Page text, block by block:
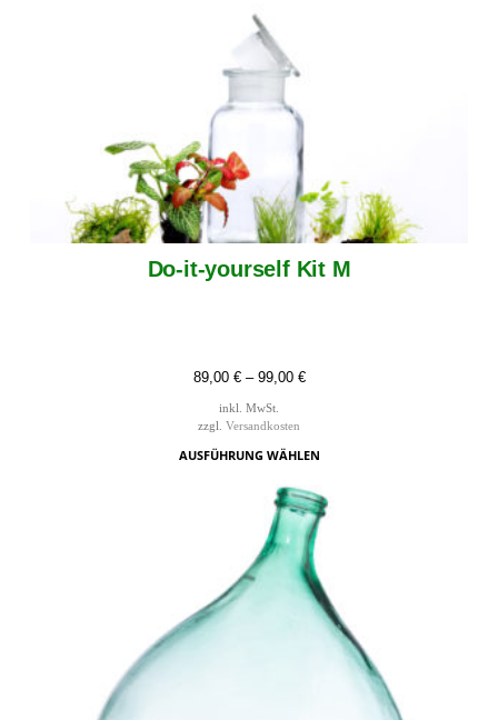
Do-it-yourself Kit M
89,00 €– 99,00 €
inkl. MwSt.
zzgl. Versandkosten
AUSFÜHRUNG WÄHLEN